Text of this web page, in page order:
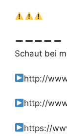
Schaut bei
http://
http://
https://